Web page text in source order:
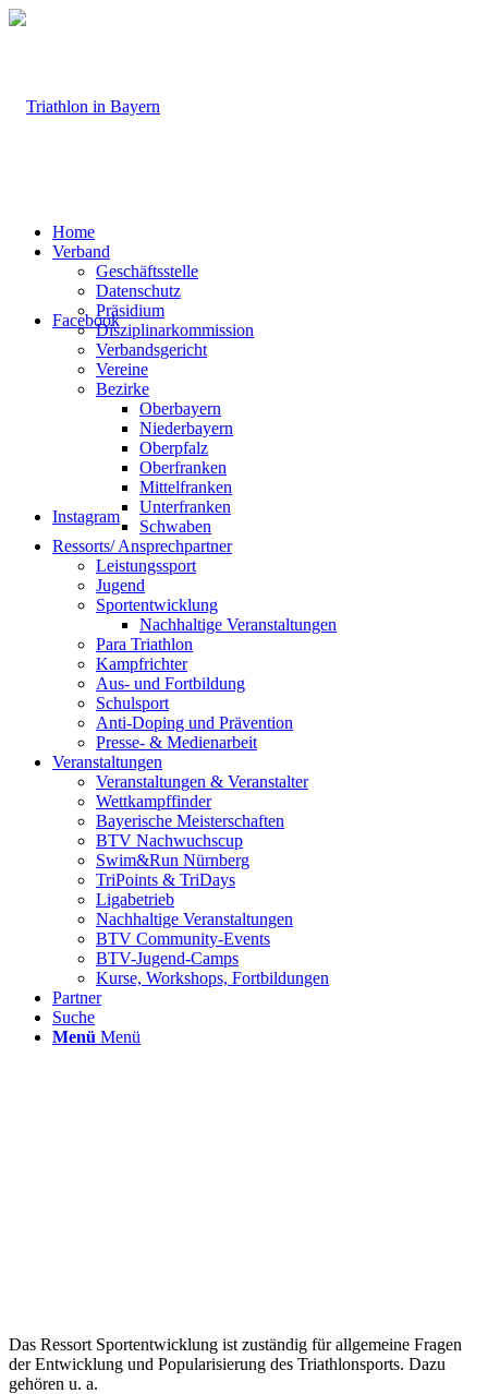
Facebook
Instagram
Home
Verband
Geschäftsstelle
Datenschutz
Präsidium
Disziplinarkommission
Verbandsgericht
Vereine
Bezirke
Oberbayern
Niederbayern
Oberpfalz
Oberfranken
Mittelfranken
Unterfranken
Schwaben
Ressorts/ Ansprechpartner
Leistungssport
Jugend
Sportentwicklung
Nachhaltige Veranstaltungen
Para Triathlon
Kampfrichter
Aus- und Fortbildung
Schulsport
Anti-Doping und Prävention
Presse- & Medienarbeit
Veranstaltungen
Veranstaltungen & Veranstalter
Wettkampffinder
Bayerische Meisterschaften
BTV Nachwuchscup
Swim&Run Nürnberg
TriPoints & TriDays
Ligabetrieb
Nachhaltige Veranstaltungen
BTV Community-Events
BTV-Jugend-Camps
Kurse, Workshops, Fortbildungen
Partner
Suche
Menü Menü
Das Ressort Sportentwicklung ist zuständig für allgemeine Fragen
der Entwicklung und Popularisierung des Triathlonsports. Dazu
gehören u. a.